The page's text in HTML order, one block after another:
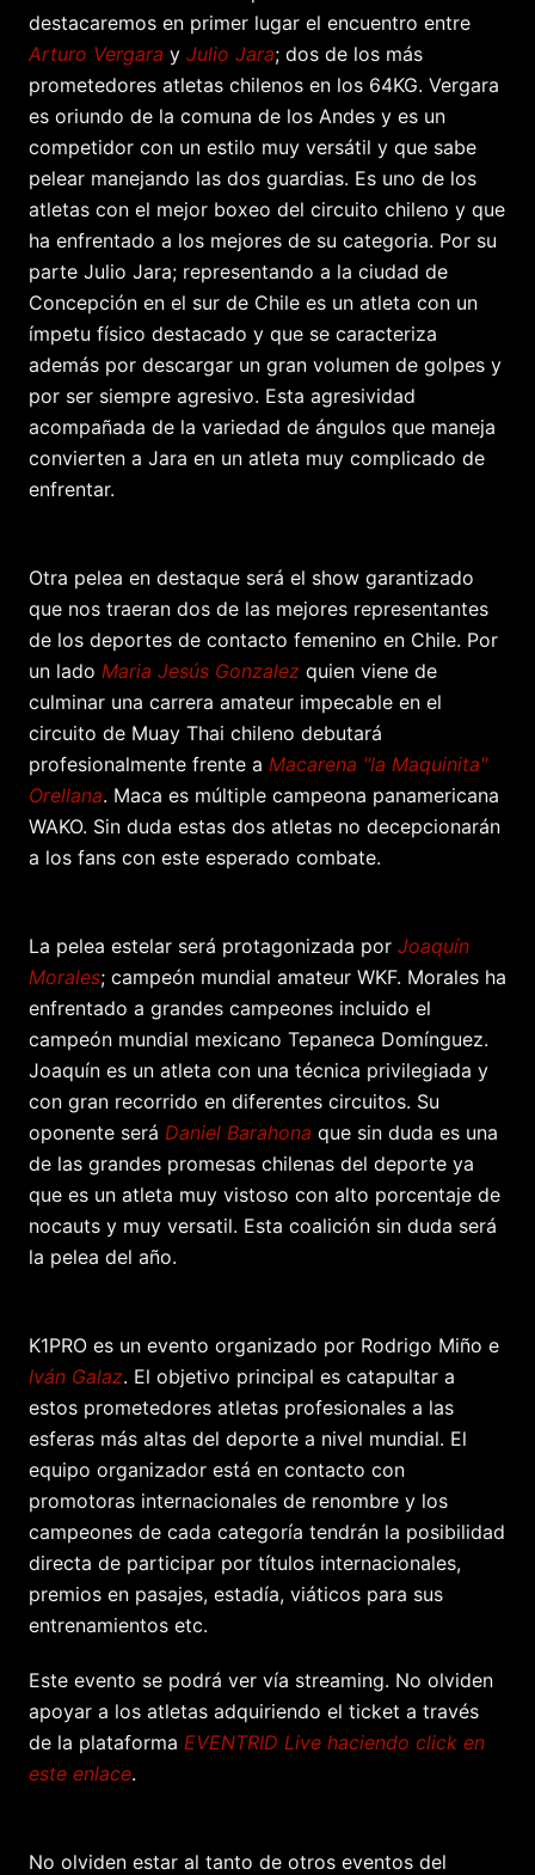
destacaremos en primer lugar el encuentro entre
Arturo Vergara y Julio Jara; dos de los más
prometedores atletas chilenos en los 64KG. Vergara
es oriundo de la comuna de los Andes y es un
competidor con un estilo muy versátil y que sabe
pelear manejando las dos guardias. Es uno de los
atletas con el mejor boxeo del circuito chileno y que
ha enfrentado a los mejores de su categoria. Por su
parte Julio Jara; representando a la ciudad de
Concepción en el sur de Chile es un atleta con un
ímpetu físico destacado y que se caracteriza
además por descargar un gran volumen de golpes y
por ser siempre agresivo. Esta agresividad
acompañada de la variedad de ángulos que maneja
convierten a Jara en un atleta muy complicado de
enfrentar.
Otra pelea en destaque será el show garantizado
que nos traeran dos de las mejores representantes
de los deportes de contacto femenino en Chile. Por
un lado Maria Jesús Gonzalez quien viene de
culminar una carrera amateur impecable en el
circuito de Muay Thai chileno debutará
profesionalmente frente a Macarena "la Maquinita"
Orellana. Maca es múltiple campeona panamericana
WAKO. Sin duda estas dos atletas no decepcionarán
a los fans con este esperado combate.
La pelea estelar será protagonizada por Joaquín
Morales; campeón mundial amateur WKF. Morales ha
enfrentado a grandes campeones incluido el
campeón mundial mexicano Tepaneca Domínguez.
Joaquín es un atleta con una técnica privilegiada y
con gran recorrido en diferentes circuitos. Su
oponente será Daniel Barahona que sin duda es una
de las grandes promesas chilenas del deporte ya
que es un atleta muy vistoso con alto porcentaje de
nocauts y muy versatil. Esta coalición sin duda será
la pelea del año.
K1PRO es un evento organizado por Rodrigo Miño e
Iván Galaz. El objetivo principal es catapultar a
estos prometedores atletas profesionales a las
esferas más altas del deporte a nivel mundial. El
equipo organizador está en contacto con
promotoras internacionales de renombre y los
campeones de cada categoría tendrán la posibilidad
directa de participar por títulos internacionales,
premios en pasajes, estadía, viáticos para sus
entrenamientos etc.
Este evento se podrá ver vía streaming. No olviden
apoyar a los atletas adquiriendo el ticket a través
de la plataforma EVENTRID Live haciendo click en
este enlace.
No olviden estar al tanto de otros eventos del